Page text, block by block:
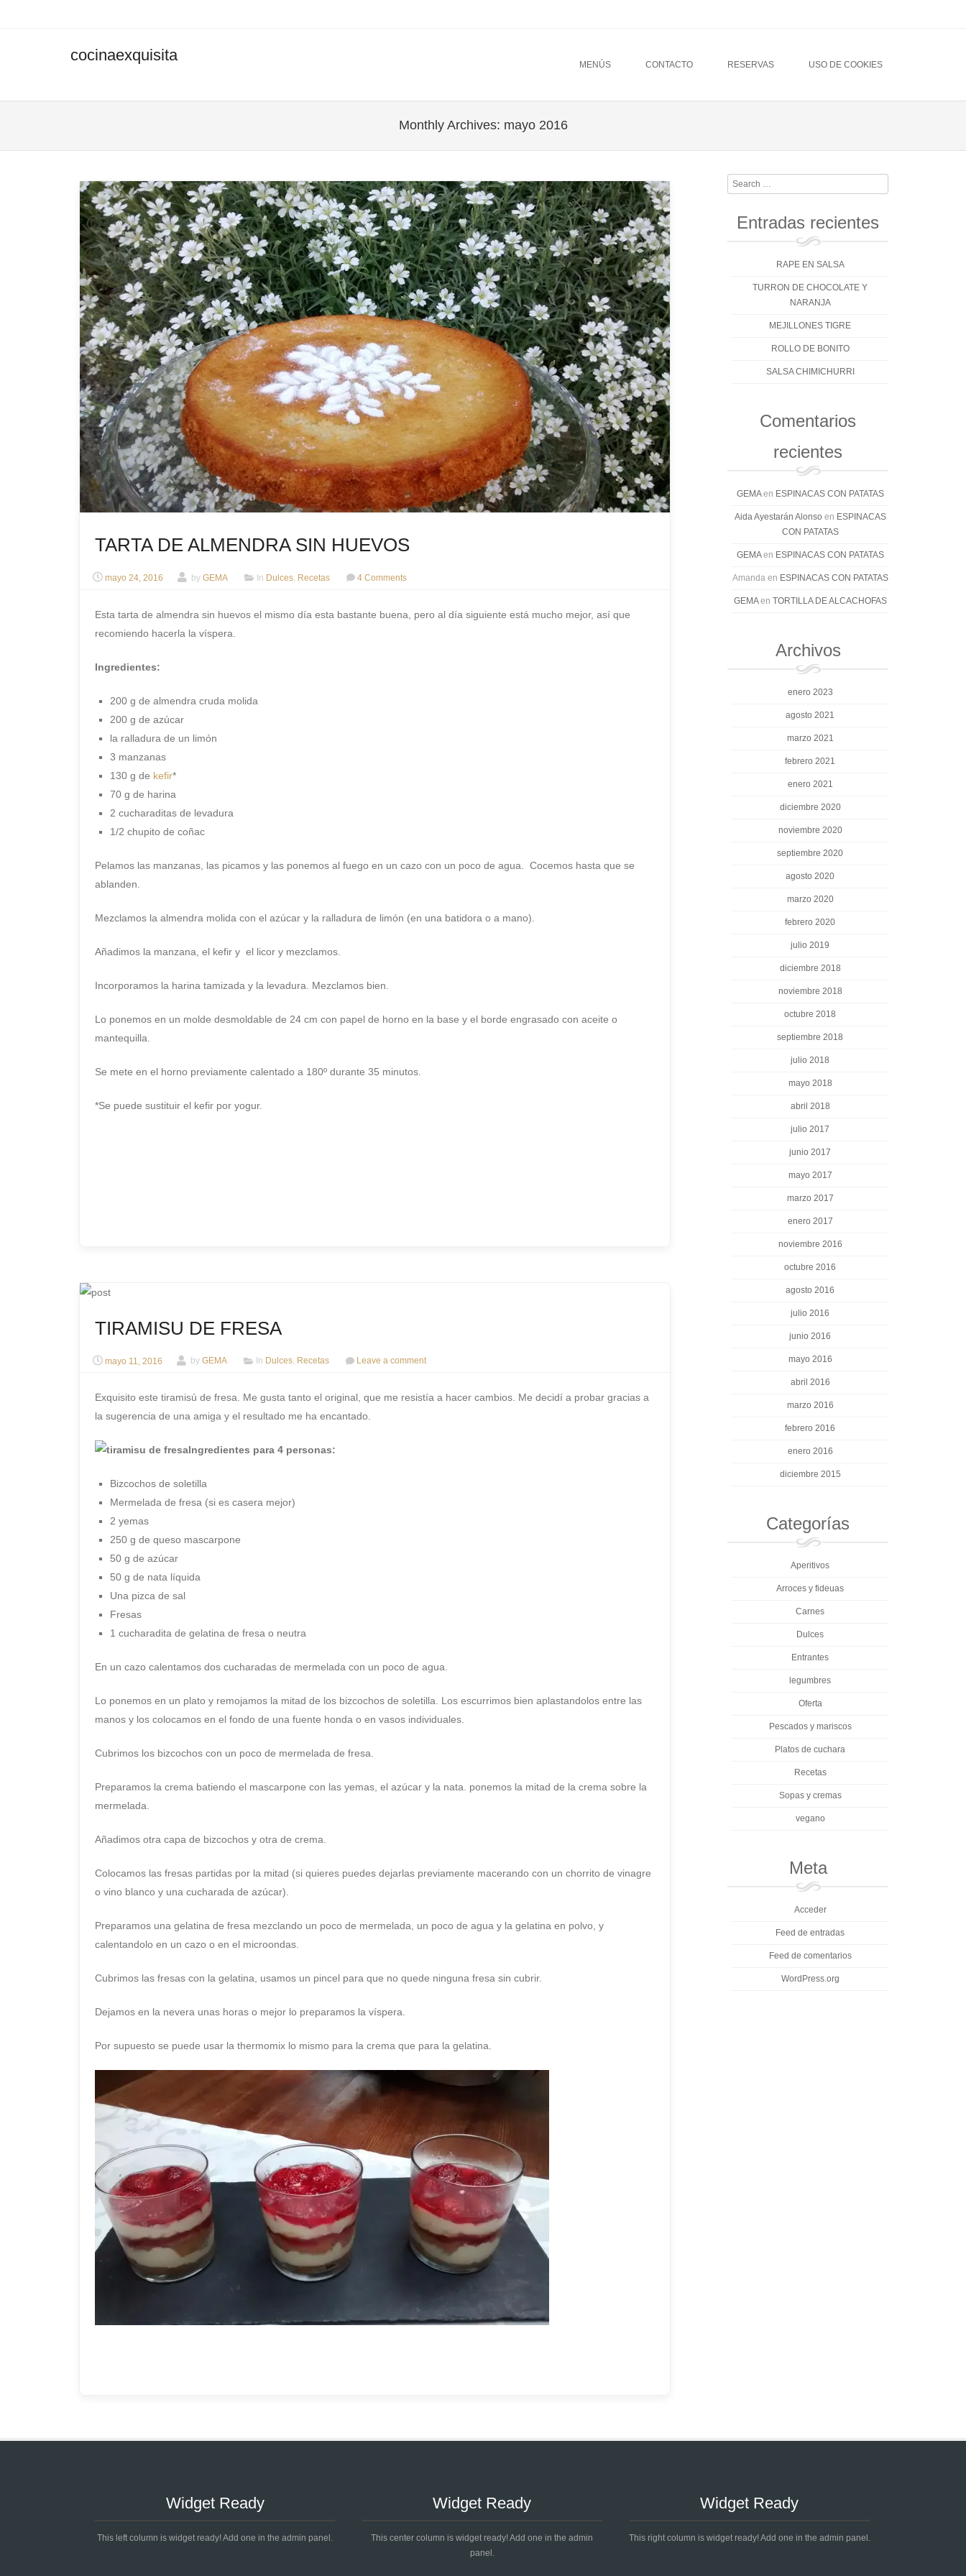
cocinaexquisita
MENÚS CONTACTO RESERVAS USO DE COOKIES
Monthly Archives: mayo 2016
TARTA DE ALMENDRA SIN HUEVOS
mayo 24, 2016 by GEMA In Dulces, Recetas 4 Comments
Esta tarta de almendra sin huevos el mismo día esta bastante buena, pero al día siguiente está mucho mejor, así que
recomiendo hacerla la víspera.
Ingredientes:
200 g de almendra cruda molida
200 g de azúcar
la ralladura de un limón
3 manzanas
130 g de kefir*
70 g de harina
2 cucharaditas de levadura
1/2 chupito de coñac
Pelamos las manzanas, las picamos y las ponemos al fuego en un cazo con un poco de agua. Cocemos hasta que se
ablanden.
Mezclamos la almendra molida con el azúcar y la ralladura de limón (en una batidora o a mano).
Añadimos la manzana, el kefir y el licor y mezclamos.
Incorporamos la harina tamizada y la levadura. Mezclamos bien.
Lo ponemos en un molde desmoldable de 24 cm con papel de horno en la base y el borde engrasado con aceite o
mantequilla.
Se mete en el horno previamente calentado a 180º durante 35 minutos.
*Se puede sustituir el kefir por yogur.
TIRAMISU DE FRESA
mayo 11, 2016 by GEMA In Dulces, Recetas Leave a comment
Exquisito este tiramisú de fresa. Me gusta tanto el original, que me resistía a hacer cambios. Me decidí a probar gracias a
la sugerencia de una amiga y el resultado me ha encantado.
Ingredientes para 4 personas:
Bizcochos de soletilla
Mermelada de fresa (si es casera mejor)
2 yemas
250 g de queso mascarpone
50 g de azúcar
50 g de nata líquida
Una pizca de sal
Fresas
1 cucharadita de gelatina de fresa o neutra
En un cazo calentamos dos cucharadas de mermelada con un poco de agua.
Lo ponemos en un plato y remojamos la mitad de los bizcochos de soletilla. Los escurrimos bien aplastandolos entre las
manos y los colocamos en el fondo de una fuente honda o en vasos individuales.
Cubrimos los bizcochos con un poco de mermelada de fresa.
Preparamos la crema batiendo el mascarpone con las yemas, el azúcar y la nata. ponemos la mitad de la crema sobre la
mermelada.
Añadimos otra capa de bizcochos y otra de crema.
Colocamos las fresas partidas por la mitad (si quieres puedes dejarlas previamente macerando con un chorrito de vinagre
o vino blanco y una cucharada de azúcar).
Preparamos una gelatina de fresa mezclando un poco de mermelada, un poco de agua y la gelatina en polvo, y
calentandolo en un cazo o en el microondas.
Cubrimos las fresas con la gelatina, usamos un pincel para que no quede ninguna fresa sin cubrir.
Dejamos en la nevera unas horas o mejor lo preparamos la víspera.
Por supuesto se puede usar la thermomix lo mismo para la crema que para la gelatina.
Search
Entradas recientes
RAPE EN SALSA
TURRON DE CHOCOLATE Y
NARANJA
MEJILLONES TIGRE
ROLLO DE BONITO
SALSA CHIMICHURRI
Comentarios
recientes
GEMAen ESPINACAS CON PATATAS
Aida Ayestarán Alonso en ESPINACAS
CON PATATAS
GEMAen ESPINACAS CON PATATAS
Amandaen ESPINACAS CON PATATAS
GEMAen TORTILLA DE ALCACHOFAS
Archivos
enero 2023
agosto 2021
marzo 2021
febrero 2021
enero 2021
diciembre 2020
noviembre 2020
septiembre 2020
agosto 2020
marzo 2020
febrero 2020
julio 2019
diciembre 2018
noviembre 2018
octubre 2018
septiembre 2018
julio 2018
mayo 2018
abril 2018
julio 2017
junio 2017
mayo 2017
marzo 2017
enero 2017
noviembre 2016
octubre 2016
agosto 2016
julio 2016
junio 2016
mayo 2016
abril 2016
marzo 2016
febrero 2016
enero 2016
diciembre 2015
Categorías
Aperitivos
Arroces y fideuas
Carnes
Dulces
Entrantes
legumbres
Oferta
Pescados y mariscos
Platos de cuchara
Recetas
Sopas y cremas
vegano
Meta
Acceder
Feed de entradas
Feed de comentarios
WordPress.org
Widget Ready
This left column is widget ready! Add one in the admin panel.
Widget Ready
This center column is widget ready! Add one in the admin
panel.
Widget Ready
This right column is widget ready! Add one in the admin panel.